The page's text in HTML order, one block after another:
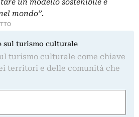
mondo”.
sul turismo culturale
turismo culturale come chiave
territori e delle comunità che